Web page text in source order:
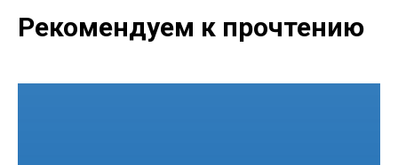
Рекомендуем к прочтению